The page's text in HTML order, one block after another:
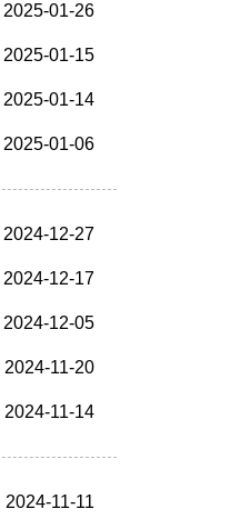
2025-01-26
2025-01-15
2025-01-14
2025-01-06
2024-12-27
2024-12-17
2024-12-05
2024-11-20
2024-11-14
2024-11-11